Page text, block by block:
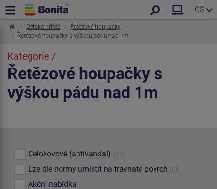
CS
Dětská hřiště
Řetězové houpačky
Řetězové houpačky s výškou pádu nad 1m
Kategorie /
Řetězové houpačky s
výškou pádu nad 1m
Celokovové (antivandal) (22)
Lze dle normy umístit na travnatý povrch (0)
Akční nabídka